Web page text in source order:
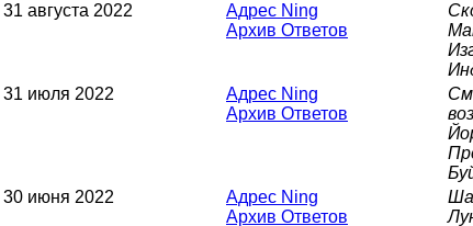
31 августа 2022
Адрес Ning
Архив Ответов
31 июля 2022
Адрес Ning
Архив Ответов
30 июня 2022
Адрес Ning
Архив Ответов